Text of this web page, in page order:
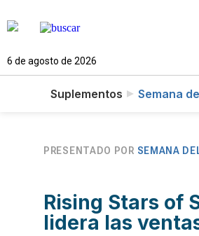
6 de agosto de 2026
Suplementos Semana
PRESENTADO POR SEMANA
Rising Stars of
lidera las